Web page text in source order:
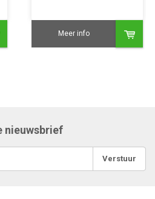
Meer info
nieuwsbrief
Verstuur